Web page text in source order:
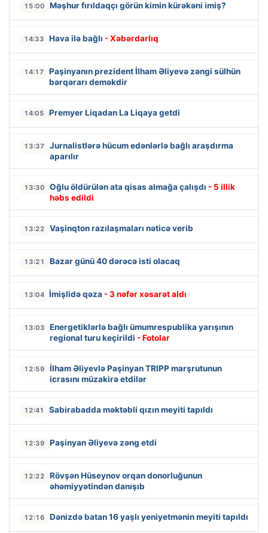
15:00 Məşhur fırıldaqçı görün kimin kürəkəni imiş?
14:33 Hava ilə bağlı - Xəbərdarlıq
14:17
Paşinyanın prezident İlham Əliyevə zəngi sülhün
bərqərarı deməkdir
14:05 Premyer Liqadan La Liqaya getdi
13:37
Jurnalistlərə hücum edənlərlə bağlı araşdırma
aparılır
13:30 Oğlu öldürülən ata qisas almağa çalışdı - 5 illik
həbs edildi
13:22 Vaşinqton razılaşmaları nəticə verib
13:21 Bazar günü 40 dərəcə isti olacaq
13:04 İmişlidə qəza - 3 nəfər xəsarət aldı
13:03
Energetiklərlə bağlı ümumrespublika yarışının
regional turu keçirildi - Fotolar
12:59
İlham Əliyevlə Paşinyan TRIPP marşrutunun
icrasını müzakirə etdilər
12:41 Sabirabadda məktəbli qızın meyiti tapıldı
12:39 Paşinyan Əliyevə zəng etdi
12:22
Rövşən Hüseynov orqan donorluğunun
əhəmiyyətindən danışıb
12:16 Dənizdə batan 16 yaşlı yeniyetmənin meyiti tapıldı